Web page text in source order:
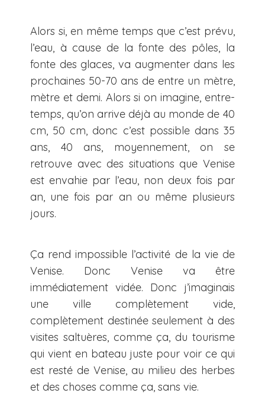
Alors si, en même temps que c’est prévu,
l’eau, à cause de la fonte des pôles, la
fonte des glaces, va augmenter dans les
prochaines 50-70 ans de entre un mètre,
mètre et demi. Alors si on imagine, entre-
temps, qu’on arrive déjà au monde de 40
cm, 50 cm, donc c’est possible dans 35
ans, 40 ans, moyennement, on se
retrouve avec des situations que Venise
est envahie par l’eau, non deux fois par
an, une fois par an ou même plusieurs
jours.
Ça rend impossible l’activité de la vie de
Venise. Donc Venise va être
immédiatement vidée. Donc j’imaginais
une ville complètement vide,
complètement destinée seulement à des
visites saltuères, comme ça, du tourisme
qui vient en bateau juste pour voir ce qui
est resté de Venise, au milieu des herbes
et des choses comme ça, sans vie.